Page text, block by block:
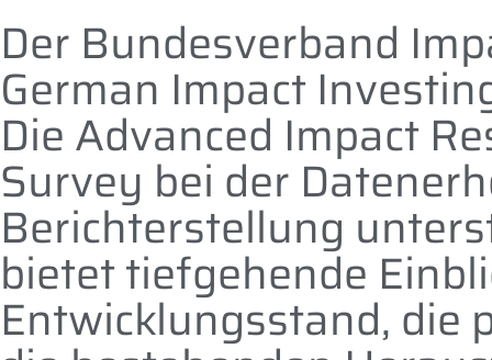
Der Bundesverband
German Impact
Die Advanced Impact
Survey bei der
Berichterstellung
bietet tiefgehende
Entwicklungsstand, die